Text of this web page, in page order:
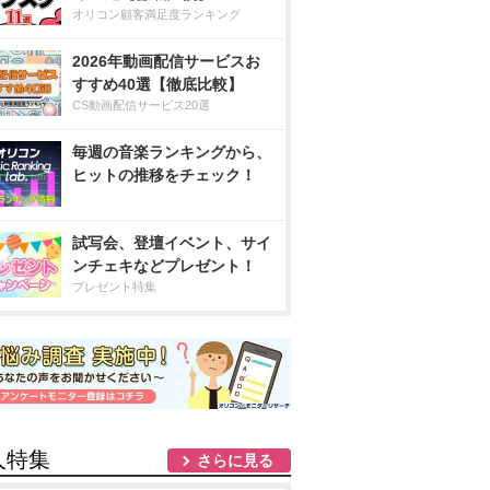
オリコン顧客満足度ランキング
2026年動画配信サービスお
すすめ40選【徹底比較】
CS動画配信サービス20選
毎週の音楽ランキングから、
ヒットの推移をチェック！
試写会、登壇イベント、サイ
ンチェキなどプレゼント！
プレゼント特集
特集 さらに見る